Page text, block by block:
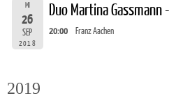
MI
26
SEP
2018
Duo Martina
20:00 Franz Aachen
2019